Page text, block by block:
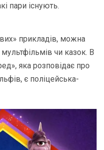
пари існують.
прикладів, можна
чи казок. В
яка розповідає про
є поліцейська-